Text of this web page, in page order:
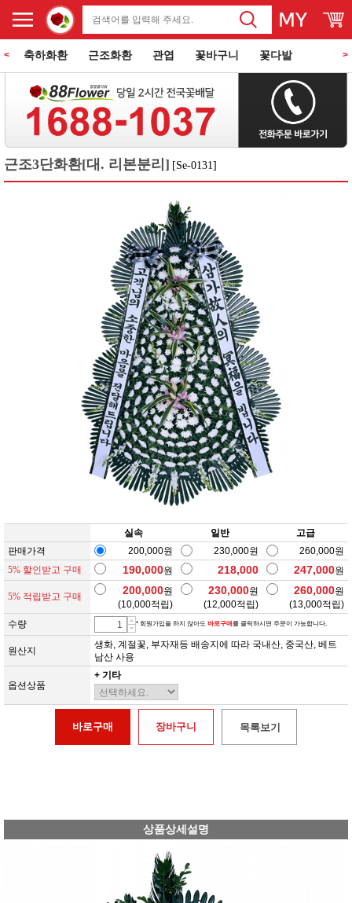
< 축하화환 근조화환 관엽 꽃바구니 꽃다발
동양란 서양란 과일바구니 꽃과 케익 쌀화환
>
근조3단화환[대. 리본분리] [Se-0131]
실속 일반
고급
판매가격
200,000원 230,000원
260,000원
5% 할인받고 구매
190,000원 218,000 247,000원
5% 적립받고 구매 200,000원
(10,000적립)
230,000원
(12,000적립)
260,000원
(13,000적립)
수량
* 회원가입을 하지 않아도 바로구매를 클릭하시면 주문이 가능합니다.
원산지
생화, 계절꽃, 부자재등 배송지에 따라 국내산, 중국산, 베트
남산 사용
옵션상품
+ 기타
바로구매 장바구니 목록보기
상품상세설명